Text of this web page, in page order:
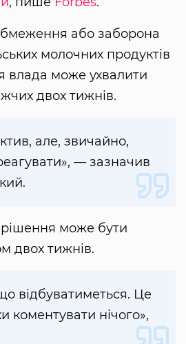
або заборона
молочних продуктів
влада може ухвалити
двох тижнів.
але, звичайно,
— зазначив
може бути
двох тижнів.
відбуватиметься. Це
коментувати нічого»,